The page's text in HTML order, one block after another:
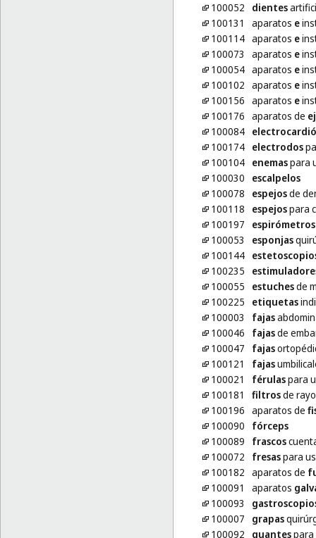
100052
dientes
100131
aparatos e
100114 aparatos e
100073
aparatos e
100054 aparatos e
100102 aparatos e
100156 aparatos e
100176 aparatos de
100084
100174 electrodos
100104 enemaspara
100030
escalpelos
100078
espejosde
100118
espejospara
100197
espirómetros
100053
esponjas
100144
100235
100055
estuchesde
100225
etiquetas
100003
fajas
100046
fajasde
100047
fajas
100121
fajas
100021
férulaspara
100181
filtrosde
100196 aparatos de
100090
fórceps
100089
frascos
100072
fresaspara
100182 aparatos de
100091
aparatos
100093
100007
grapas
100092
guantespara